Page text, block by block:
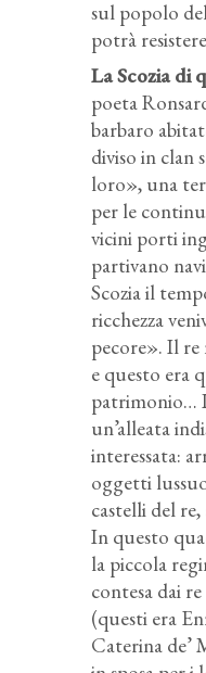
sul popolo
potrà
La Scozia di
poeta
barbaro
diviso in clan
loro», una
per le
vicini porti
partivano
Scozia il
ricchezza
pecore». Il re
e questo era
patrimonio…
un’alleata
interessata:
oggetti
castelli del
In questo
la piccola
contesa dai
(questi era
Caterina de’